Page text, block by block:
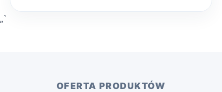
„`
OFERTA PRODUKTÓW